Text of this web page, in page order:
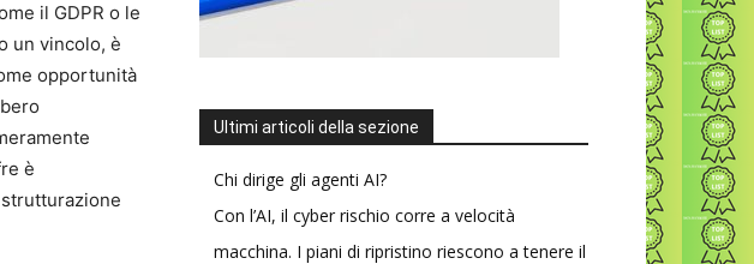
il GDPR o le
un vincolo, è
opportunità
è
Ultimi articoli della sezione
Chi dirige gli agenti AI?
Con l’AI, il cyber rischio corre a velocità
macchina. I piani di ripristino riescono a tenere il